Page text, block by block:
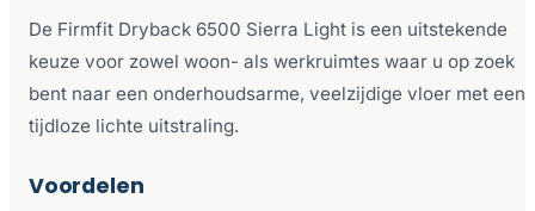
De Firmfit Dryback 6500 Sierra Light is een uitstekende
keuze voor zowel woon- als werkruimtes waar u op zoek
bent naar een onderhoudsarme, veelzijdige vloer met een
tijdloze lichte uitstraling.
Voordelen